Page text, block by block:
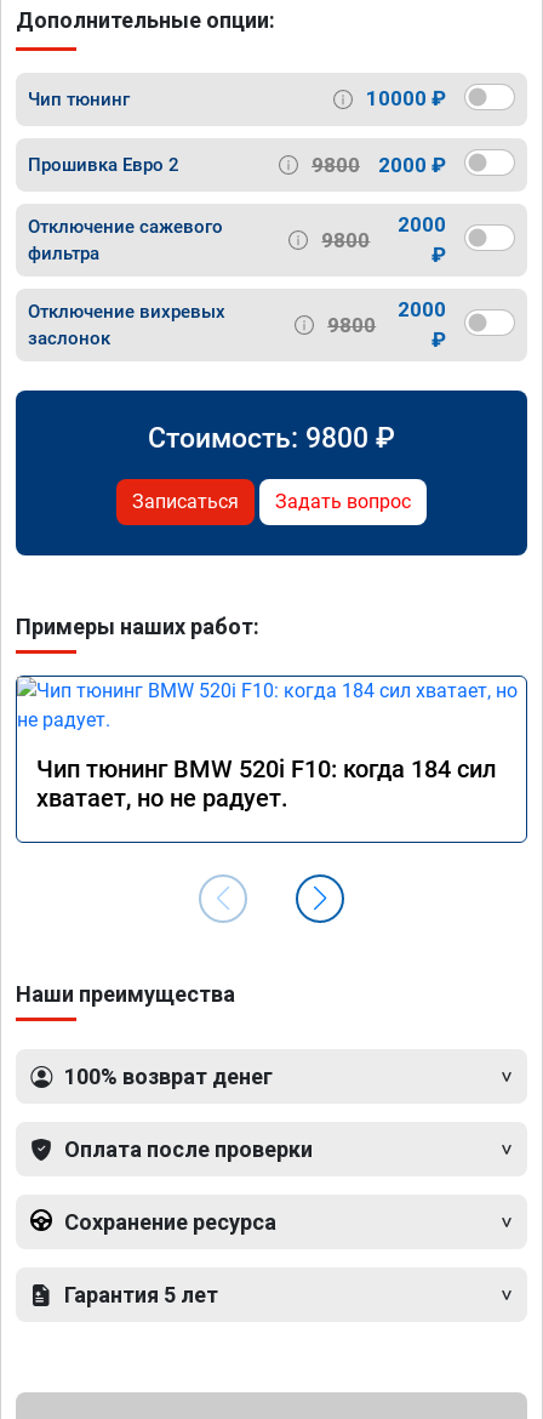
Дополнительные опции:
Чип тюнинг 10000 ₽
Прошивка Евро 2 9800 2000 ₽
Отключение сажевого
фильтра
9800
2000
₽
Отключение вихревых
заслонок
9800
2000
₽
Стоимость: 9800 ₽
Записаться Задать вопрос
Примеры наших работ:
Чип тюнинг BMW 520i F10: когда 184 сил
хватает, но не радует.
Наши преимущества
100% возврат денег
Оплата после проверки
Сохранение ресурса
Гарантия 5 лет